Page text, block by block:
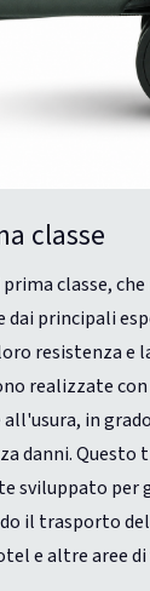
classe
classe,
dai principali
resistenza e
realizzate
in
danni. Questo
sviluppato per
il trasporto
e altre aree di